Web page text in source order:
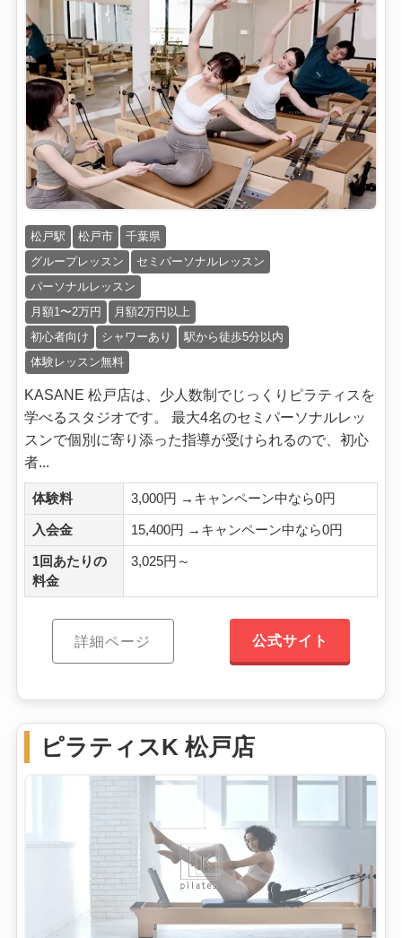
松戸駅 松戸市
千葉県
グループレッスン
セミパーソナルレッスン
パーソナルレッスン
月額1〜2万円
月額2万円以上
初心者向け
シャワーあり
駅から徒歩5分以内
体験レッスン無料
KASANE 松戸店は、少人数制でじっくりピラティスを
学べるスタジオです。 最大4名のセミパーソナルレッ
スンで個別に寄り添った指導が受けられるので、初心
者...
体験料 3,000円 →キャンペーン中なら0円
入会金 15,400円 →キャンペーン中なら0円
1回あたりの
料金
3,025円～
詳細ページ 公式サイト
ピラティスK 松戸店